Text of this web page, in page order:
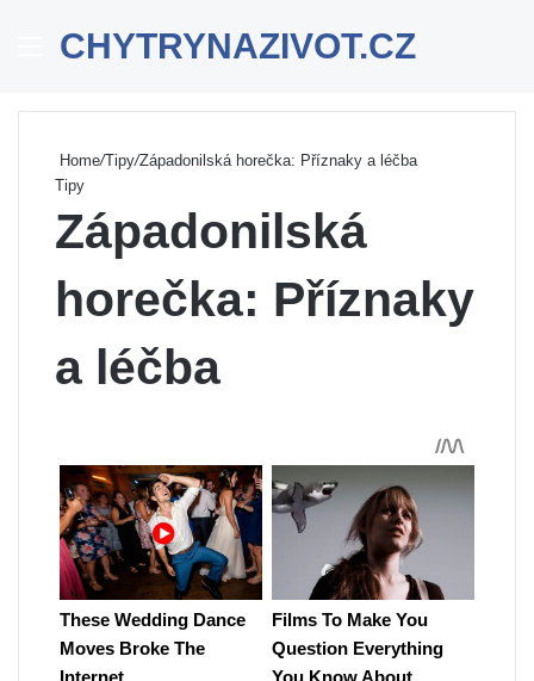
Menu
CHYTRYNAZIVOT.CZ
Home/Tipy/Západonilská horečka: Příznaky a léčba
Tipy
Západonilská
horečka: Příznaky
a léčba